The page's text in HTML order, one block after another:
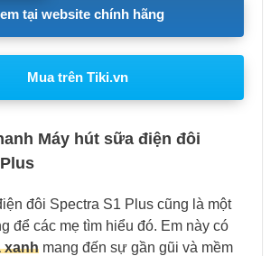
tại website chính hãng
Mua trên Tiki.vn
Máy hút sữa điện đôi
đôi Spectra S1 Plus cũng là một
để các mẹ tìm hiểu đó. Em này có
xanh mang đến sự gần gũi và mềm